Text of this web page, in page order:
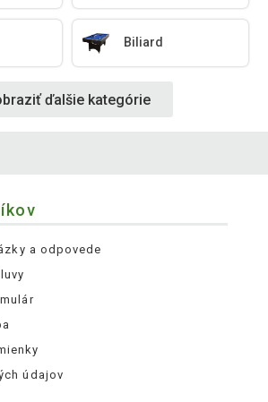
Biliard
ďalšie kategórie
a odpovede
údajov